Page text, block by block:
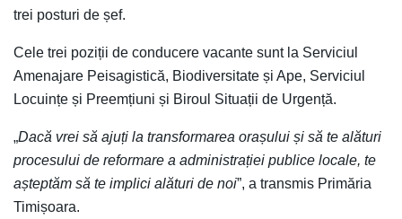
trei posturi de șef.
Cele trei poziții de conducere vacante sunt la Serviciul
Amenajare Peisagistică, Biodiversitate și Ape, Serviciul
Locuințe și Preemțiuni și Biroul Situații de Urgență.
„Dacă vrei să ajuți la transformarea orașului și să te alături
procesului de reformare a administrației publice locale, te
așteptăm să te implici alături de noi”, a transmis Primăria
Timișoara.